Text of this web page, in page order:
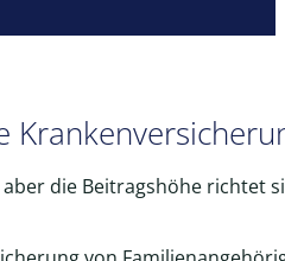
aber die Beitragshöhe richtet